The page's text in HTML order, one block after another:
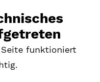
Seite funktioniert